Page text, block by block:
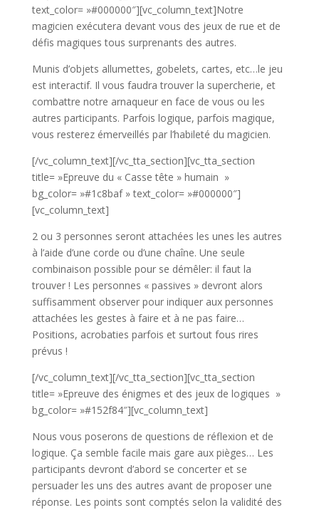
text_color= »#000000″][vc_column_text]Notre
magicien exécutera devant vous des jeux de rue et de
défis magiques tous surprenants des autres.
Munis d’objets allumettes, gobelets, cartes, etc…le jeu
est interactif. Il vous faudra trouver la supercherie, et
combattre notre arnaqueur en face de vous ou les
autres participants. Parfois logique, parfois magique,
vous resterez émerveillés par l’habileté du magicien.
[/vc_column_text][/vc_tta_section][vc_tta_section
title= »Epreuve du « Casse tête » humain »
bg_color= »#1c8baf » text_color= »#000000″]
[vc_column_text]
2 ou 3 personnes seront attachées les unes les autres
à l’aide d’une corde ou d’une chaîne. Une seule
combinaison possible pour se démêler: il faut la
trouver ! Les personnes « passives » devront alors
suffisamment observer pour indiquer aux personnes
attachées les gestes à faire et à ne pas faire…
Positions, acrobaties parfois et surtout fous rires
prévus !
[/vc_column_text][/vc_tta_section][vc_tta_section
title= »Epreuve des énigmes et des jeux de logiques »
bg_color= »#152f84″][vc_column_text]
Nous vous poserons de questions de réflexion et de
logique. Ça semble facile mais gare aux pièges… Les
participants devront d’abord se concerter et se
persuader les uns des autres avant de proposer une
réponse. Les points sont comptés selon la validité des